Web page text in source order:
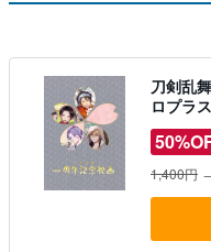
刀剣乱
ロプラ
1,400円